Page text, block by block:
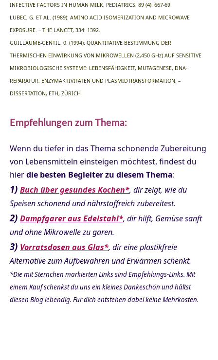
INFECTIVE FACTORS IN HUMAN MILK. PEDIATRICS, 89 (4): 667-69.
LUBEC, G. ET AL. (1989): AMINO ACID ISOMERIZATION AND MICROWAVE
EXPOSURE. – THE LANCET, 334: 1392.
GUILLAUME-GENTIL, 0. (1994): QUANTITATIVE BESTIMMUNG DER
THERMISCHEN EINWIRKUNG VON MIKROWELLEN (2,450 GHz) AUF SENSITIVE
MIKROBIOLOGISCHE SYSTEME: LEBENSFÄHIGKEIT, MUTAGENESE, DNA-
REPARATUR, ENZYMAKTIVITÄTEN UND PLASMIDTRANSFORMATION. –
DISSERTATION, ETH, ZÜRICH
Empfehlungen zum Thema:
Wenn du tiefer in das Thema schonende Zubereitung
von Lebensmitteln einsteigen möchtest, findest du
hierdie besten Begleiter zu diesem Thema:
1) Buch über gesundes Kochen*, dir zeigt, wie du
Speisen schonend und nährstoffreich zubereitest.
2) Dampfgarer aus Edelstahl*, dir hilft, Gemüse sanft
und ohne Mikrowelle zu garen.
3) Vorratsdosen aus Glas*, dir eine plastikfreie
Alternative zum Aufbewahren und Erwärmen schenkt.
*Die mit Sternchen markierten Links sind Empfehlungs-Links. Mit
einem Kauf schenkst du uns ein kleines Dankeschön und hältst
diesen Blog lebendig. Für dich entstehen dabei keine Mehrkosten.